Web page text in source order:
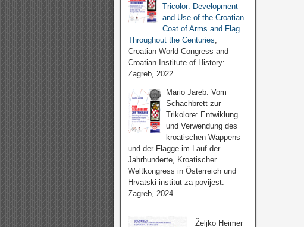
Tricolor: Development
and Use of the Croatian
Coat of Arms and Flag
Throughout the Centuries,
Croatian World Congress and
Croatian Institute of History:
Zagreb, 2022.
Mario Jareb: Vom
Schachbrett zur
Trikolore: Entwiklung
und Verwendung des
kroatischen Wappens
und der Flagge im Lauf der
Jahrhunderte, Kroatischer
Weltkongress in Österreich und
Hrvatski institut za povijest:
Zagreb, 2024.
Željko Heimer